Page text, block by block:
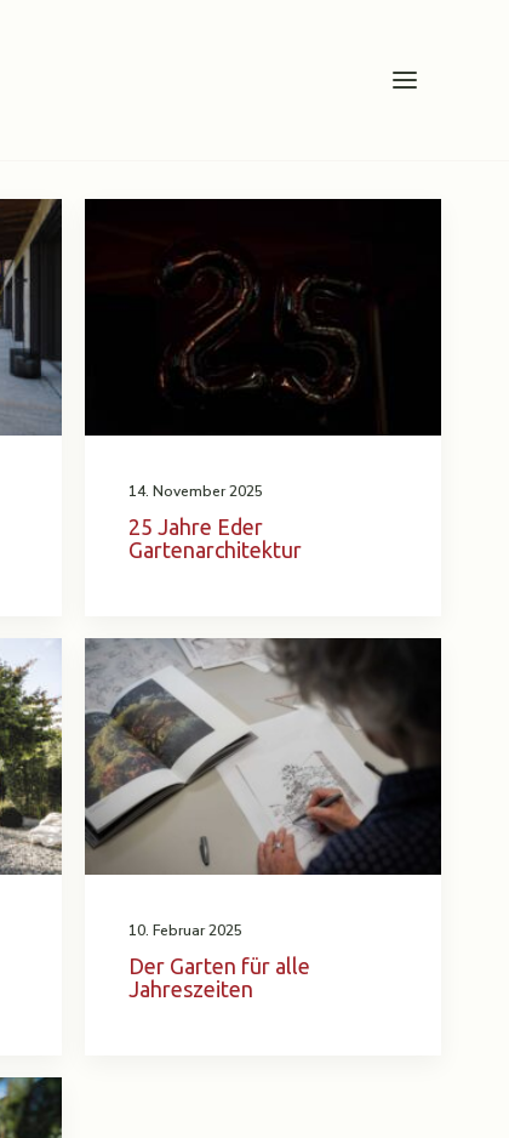
14. November 2025
25 Jahre Eder
Gartenarchitektur
10. Februar 2025
Der Garten für alle
Jahreszeiten